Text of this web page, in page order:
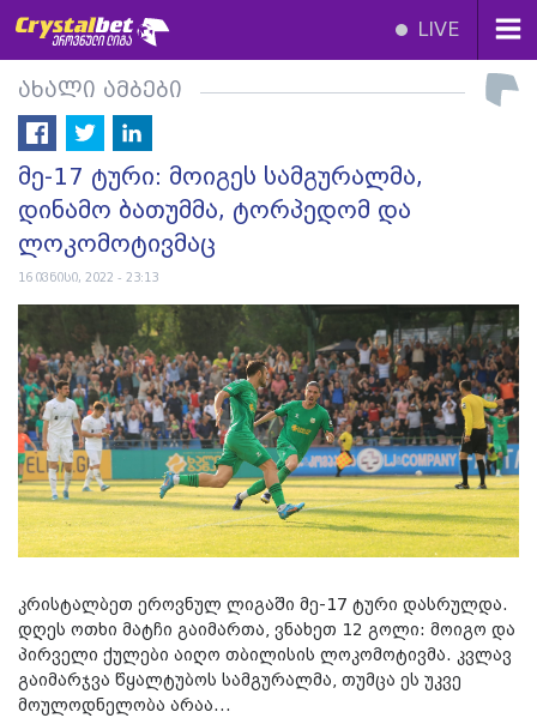
LIVE
ახალი ამბები
მე-17 ტური: მოიგეს სამგურალმა,
დინამო ბათუმმა, ტორპედომ და
ლოკომოტივმაც
16 ივნისი, 2022 - 23:13
კრისტალბეთ ეროვნულ ლიგაში მე-17 ტური დასრულდა.
დღეს ოთხი მატჩი გაიმართა, ვნახეთ 12 გოლი: მოიგო და
პირველი ქულები აიღო თბილისის ლოკომოტივმა. კვლავ
გაიმარჯვა წყალტუბოს სამგურალმა, თუმცა ეს უკვე
მოულოდნელობა არაა...